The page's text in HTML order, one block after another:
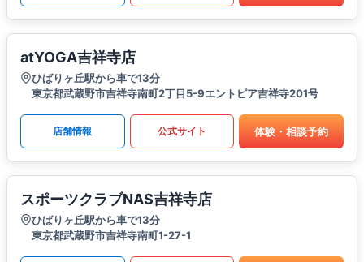
atYOGA吉祥寺店
ひばりヶ丘駅から車で13分
東京都武蔵野市吉祥寺南町2丁目5-9エントピア吉祥寺201号
店舗情報 公式サイト 体験・相談予約
スポーツクラブNAS吉祥寺店
ひばりヶ丘駅から車で13分
東京都武蔵野市吉祥寺南町1-27-1